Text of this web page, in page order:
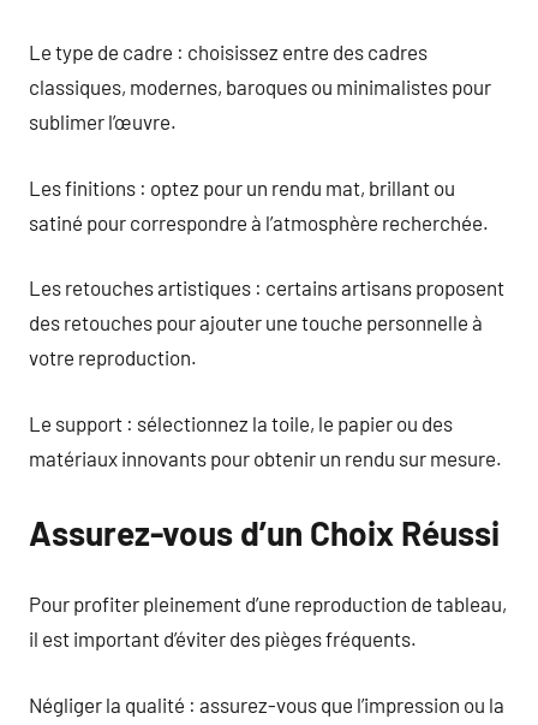
Le type de cadre : choisissez entre des cadres
classiques, modernes, baroques ou minimalistes pour
sublimer l’œuvre.
Les finitions : optez pour un rendu mat, brillant ou
satiné pour correspondre à l’atmosphère recherchée.
Les retouches artistiques : certains artisans proposent
des retouches pour ajouter une touche personnelle à
votre reproduction.
Le support : sélectionnez la toile, le papier ou des
matériaux innovants pour obtenir un rendu sur mesure.
Assurez-vous d’un Choix Réussi
Pour profiter pleinement d’une reproduction de tableau,
il est important d’éviter des pièges fréquents.
Négliger la qualité : assurez-vous que l’impression ou la